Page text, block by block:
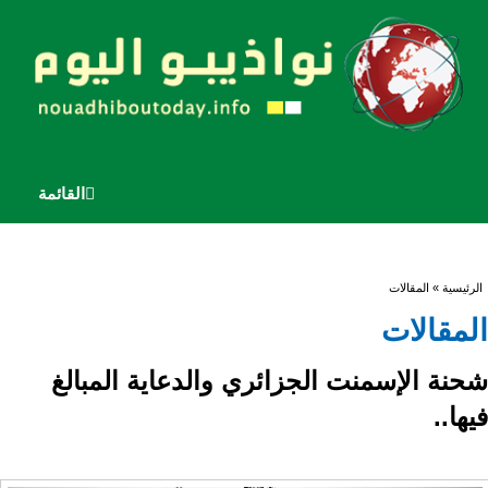
القائمة
أنت هنا
الرئيسية » المقالات
المقالات
شحنة الإسمنت الجزائري والدعاية المبالغ
فيها..